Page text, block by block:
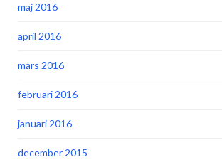
maj 2016
april 2016
mars 2016
februari 2016
januari 2016
december 2015